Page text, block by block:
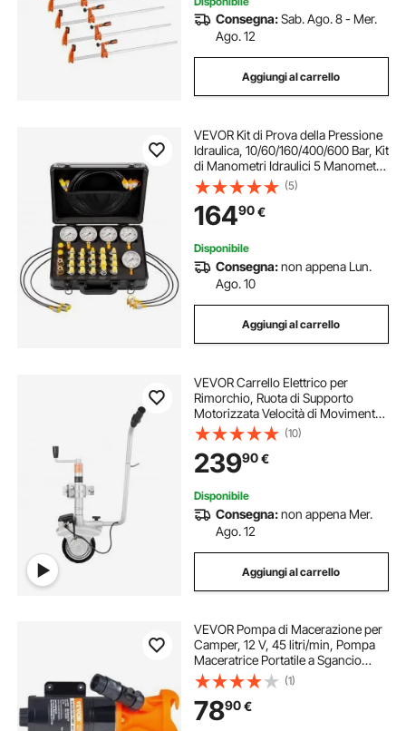
Consegna:Sab. Ago. 8 - Mer.
Ago. 12
Aggiungi al carrello
VEVOR Kit di Prova della Pressione
Idraulica, 10/60/160/400/600 Bar, Kit
di Manometri Idraulici 5 Manometri
20 Raccordi e 4 Raccordi a Sgancio
Rapido 3 Tubi Flessibili per
Escavatori e Macchinari
(5)
16490€
Disponibile
Consegna:non appena Lun.
Ago. 10
Aggiungi al carrello
VEVOR Carrello Elettrico per
Rimorchio, Ruota di Supporto
Motorizzata Velocità di Movimento
di 7 m/min, Altezza del Morsetto
Regolabile 31 a 63 cm, Capacità di
2,5 T per Roulotte e Barche
(10)
23990€
Disponibile
Consegna:non appena Mer.
Ago. 12
Aggiungi al carrello
VEVOR Pompa di Macerazione per
Camper, 12 V, 45 litri/min, Pompa
Maceratrice Portatile a Sgancio
Rapido con Valvola di
Collegamento Rapido Rimovibile,
Fascetta Stringitubo, per Acque
Reflue RV Barca
(1)
7890€